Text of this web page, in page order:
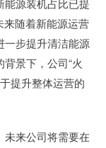
能源装机占比已提
来随着新能源运营
一步提升清洁能源
景下，公司“火
提升整体运营的
未来公司将需要在